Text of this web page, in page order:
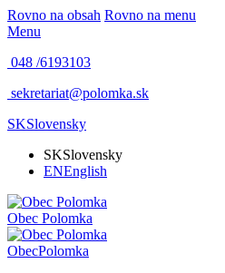
Rovno na obsah Rovno na menu
Menu
048 /6193103
sekretariat@polomka.sk
SKSlovensky
SKSlovensky
ENEnglish
Obec Polomka
ObecPolomka